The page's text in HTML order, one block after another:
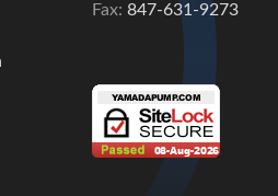
Fax: 847-631-9273